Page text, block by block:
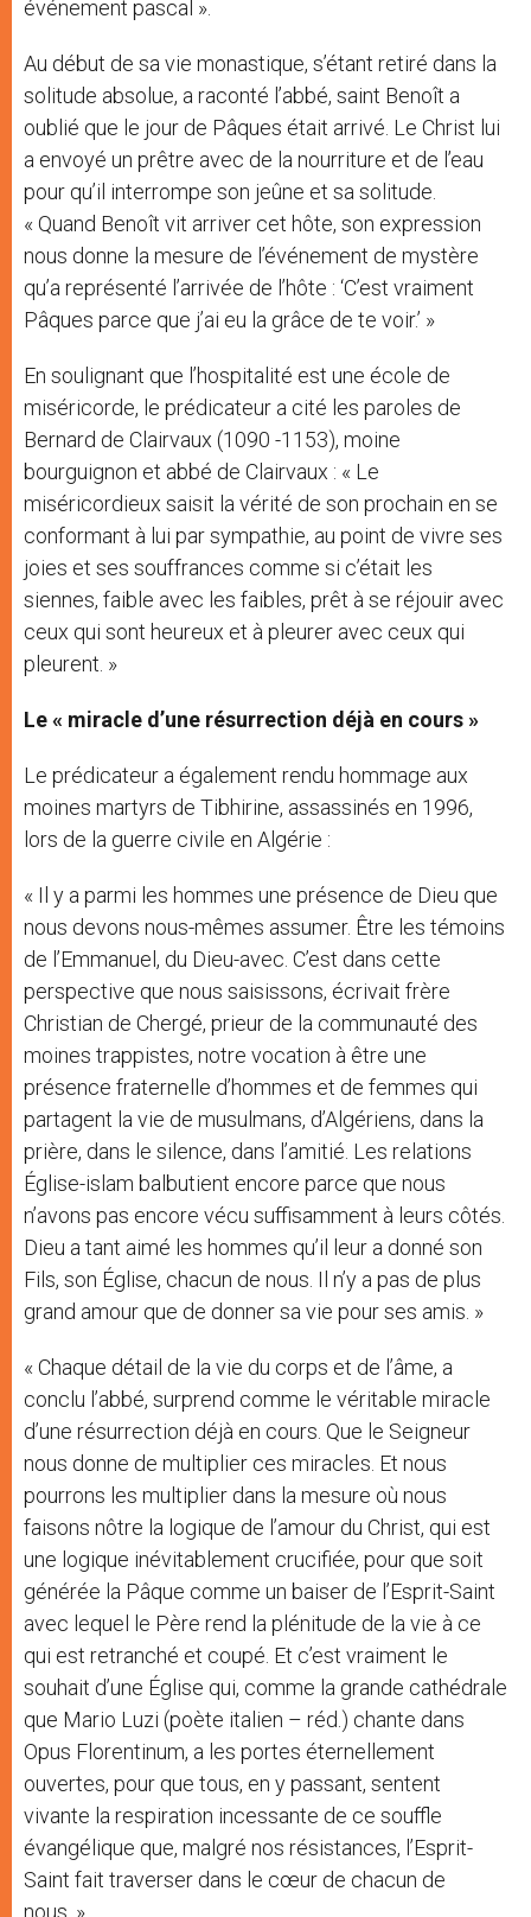
événement pascal ».
Au début de sa vie monastique, s’étant retiré dans la
solitude absolue, a raconté l’abbé, saint Benoît a
oublié que le jour de Pâques était arrivé. Le Christ lui
a envoyé un prêtre avec de la nourriture et de l’eau
pour qu’il interrompe son jeûne et sa solitude.
« Quand Benoît vit arriver cet hôte, son expression
nous donne la mesure de l’événement de mystère
qu’a représenté l’arrivée de l’hôte : ‘C’est vraiment
Pâques parce que j’ai eu la grâce de te voir.’ »
En soulignant que l’hospitalité est une école de
miséricorde, le prédicateur a cité les paroles de
Bernard de Clairvaux (1090 -1153), moine
bourguignon et abbé de Clairvaux : « Le
miséricordieux saisit la vérité de son prochain en se
conformant à lui par sympathie, au point de vivre ses
joies et ses souffrances comme si c’était les
siennes, faible avec les faibles, prêt à se réjouir avec
ceux qui sont heureux et à pleurer avec ceux qui
pleurent. »
Le « miracle d’une résurrection déjà en cours »
Le prédicateur a également rendu hommage aux
moines martyrs de Tibhirine, assassinés en 1996,
lors de la guerre civile en Algérie :
« Il y a parmi les hommes une présence de Dieu que
nous devons nous-mêmes assumer. Être les témoins
de l’Emmanuel, du Dieu-avec. C’est dans cette
perspective que nous saisissons, écrivait frère
Christian de Chergé, prieur de la communauté des
moines trappistes, notre vocation à être une
présence fraternelle d’hommes et de femmes qui
partagent la vie de musulmans, d’Algériens, dans la
prière, dans le silence, dans l’amitié. Les relations
Église-islam balbutient encore parce que nous
n’avons pas encore vécu suffisamment à leurs côtés.
Dieu a tant aimé les hommes qu’il leur a donné son
Fils, son Église, chacun de nous. Il n’y a pas de plus
grand amour que de donner sa vie pour ses amis. »
« Chaque détail de la vie du corps et de l’âme, a
conclu l’abbé, surprend comme le véritable miracle
d’une résurrection déjà en cours. Que le Seigneur
nous donne de multiplier ces miracles. Et nous
pourrons les multiplier dans la mesure où nous
faisons nôtre la logique de l’amour du Christ, qui est
une logique inévitablement crucifiée, pour que soit
générée la Pâque comme un baiser de l’Esprit-Saint
avec lequel le Père rend la plénitude de la vie à ce
qui est retranché et coupé. Et c’est vraiment le
souhait d’une Église qui, comme la grande cathédrale
que Mario Luzi (poète italien – réd.) chante dans
Opus Florentinum, a les portes éternellement
ouvertes, pour que tous, en y passant, sentent
vivante la respiration incessante de ce souffle
évangélique que, malgré nos résistances, l’Esprit-
Saint fait traverser dans le cœur de chacun de
nous. »